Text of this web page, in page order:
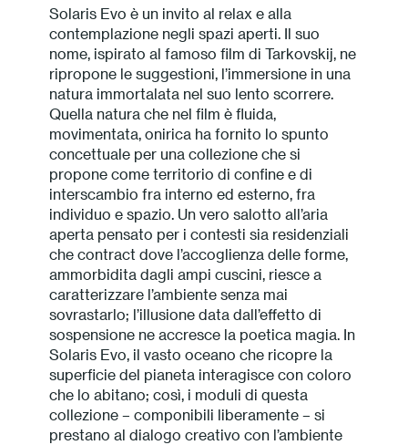
Press
Professionisti
Store locator
EN IT
Solaris Evo è un invito al relax e alla
contemplazione negli spazi aperti. Il suo
nome, ispirato al famoso film di Tarkovskij, ne
ripropone le suggestioni, l’immersione in una
natura immortalata nel suo lento scorrere.
Quella natura che nel film è fluida,
movimentata, onirica ha fornito lo spunto
concettuale per una collezione che si
propone come territorio di confine e di
interscambio fra interno ed esterno, fra
individuo e spazio. Un vero salotto all’aria
aperta pensato per i contesti sia residenziali
che contract dove l’accoglienza delle forme,
ammorbidita dagli ampi cuscini, riesce a
caratterizzare l’ambiente senza mai
sovrastarlo; l’illusione data dall’effetto di
sospensione ne accresce la poetica magia. In
Solaris Evo, il vasto oceano che ricopre la
superficie del pianeta interagisce con coloro
che lo abitano; così, i moduli di questa
collezione – componibili liberamente – si
prestano al dialogo creativo con l’ambiente